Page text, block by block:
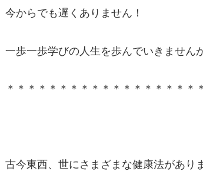
今からでも遅くありません！
一歩一歩学びの人生を歩んでいきません
＊＊＊＊＊＊＊＊＊＊＊＊＊＊＊＊＊＊
古今東西、世にさまざまな健康法があり